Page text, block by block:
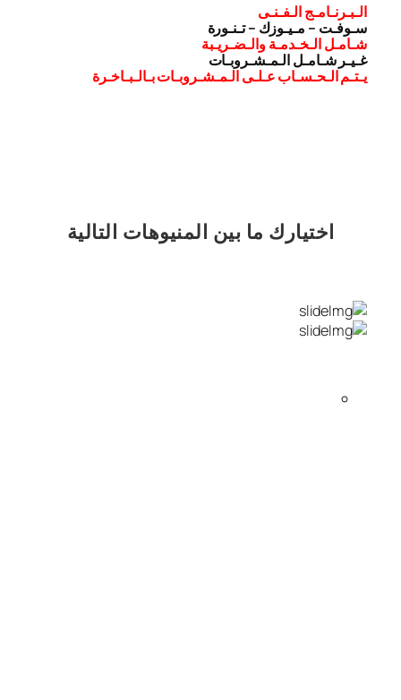
الـبـرنـامـج الـفـنـى
سـوفـت – مـيـوزك – تـنـورة
شـامـل الـخـدمـة والـضـريـبة
غـيـر شـامـل الـمـشـروبـات
يـتـم الـحـسـاب عـلـى الـمـشـروبـات بـالـبـاخـرة
اختيارك ما بين المنيوهات التالية